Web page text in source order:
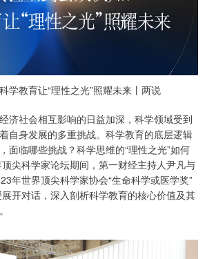
学教育让“理性之光”照耀未来丨两说
济社会相互影响的日益加深，科学领域受到
自身发展的多重挑战。科学教育的底层逻辑
面临哪些挑战？科学思维的“理性之光”如何
尖科学家论坛期间，第一财经主持人尹凡与
年世界顶尖科学家协会“生命科学或医学奖”
开对话，深入剖析科学教育的核心价值及其